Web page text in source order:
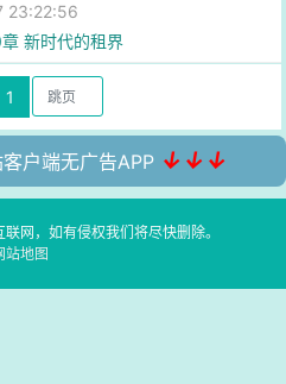
23:22:56
新时代的租界
1
户端无广告APP ↓↓↓
网，如有侵权我们将尽快删除。
站地图